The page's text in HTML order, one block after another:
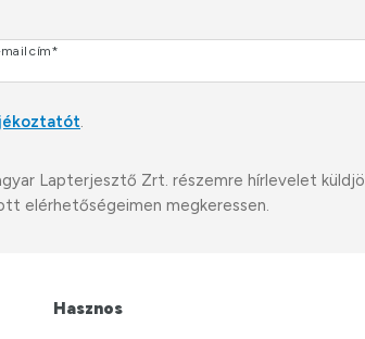
mail cím*
.
Lapterjesztő Zrt. részemre hírlevelet
elérhetőségeimen megkeressen.
Hasznos